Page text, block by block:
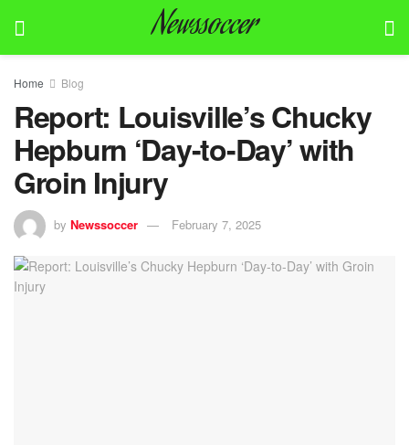
Newssoccer
Home Blog
Report: Louisville’s Chucky
Hepburn ‘Day-to-Day’ with
Groin Injury
by Newssoccer February 7, 2025